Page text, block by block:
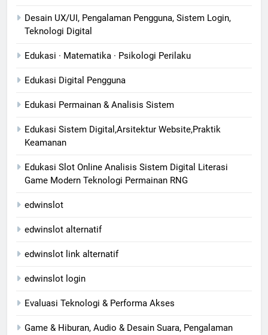
Desain UX/UI, Pengalaman Pengguna, Sistem Login,
Teknologi Digital
Edukasi · Matematika · Psikologi Perilaku
Edukasi Digital Pengguna
Edukasi Permainan & Analisis Sistem
Edukasi Sistem Digital,Arsitektur Website,Praktik
Keamanan
Edukasi Slot Online Analisis Sistem Digital Literasi
Game Modern Teknologi Permainan RNG
edwinslot
edwinslot alternatif
edwinslot link alternatif
edwinslot login
Evaluasi Teknologi & Performa Akses
Game & Hiburan, Audio & Desain Suara, Pengalaman